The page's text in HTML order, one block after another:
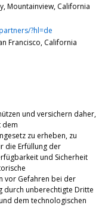
Mountainview, California
?hl=de
Francisco, California
und versichern daher,
dem
zu erheben, zu
die Erfüllung der
und Sicherheit
vor Gefahren bei der
durch unberechtigte Dritte
dem technologischen